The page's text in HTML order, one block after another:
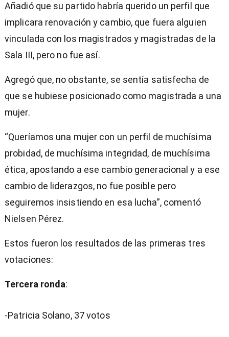
Añadió que su partido habría querido un perfil que
implicara renovación y cambio, que fuera alguien
vinculada con los magistrados y magistradas de la
Sala III, pero no fue así.
Agregó que, no obstante, se sentía satisfecha de
que se hubiese posicionado como magistrada a una
mujer.
“Queríamos una mujer con un perfil de muchísima
probidad, de muchísima integridad, de muchísima
ética, apostando a ese cambio generacional y a ese
cambio de liderazgos, no fue posible pero
seguiremos insistiendo en esa lucha”, comentó
Nielsen Pérez.
Estos fueron los resultados de las primeras tres
votaciones:
Tercera ronda:
-Patricia Solano, 37 votos